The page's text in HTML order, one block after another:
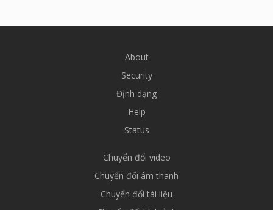
About
Security
Định dạng
Help
Status
Chuyển đổi video
Chuyển đổi âm thanh
Chuyển đổi tài liệu